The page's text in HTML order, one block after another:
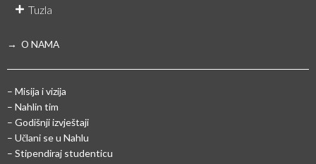
Tuzla
→ O NAMA
– Misija i vizija
– Nahlin tim
– Godišnji izvještaji
– Učlani se u Nahlu
– Stipendiraj studenticu